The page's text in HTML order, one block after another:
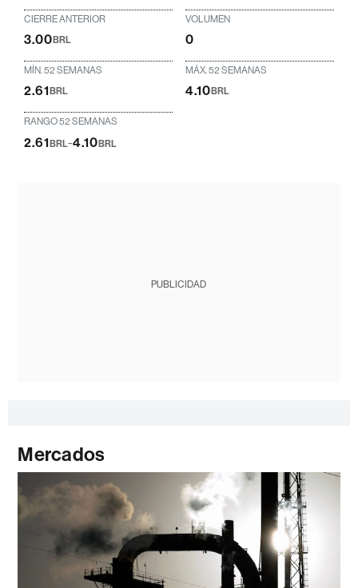
CIERRE ANTERIOR
3.00BRL
VOLUMEN
0
MÍN. 52 SEMANAS
2.61BRL
MÁX. 52 SEMANAS
4.10BRL
RANGO 52 SEMANAS
2.61BRL-4.10BRL
PUBLICIDAD
Mercados